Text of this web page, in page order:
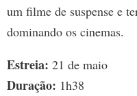
um filme de suspense e
dominando os cinemas.
Estreia: 21 de maio
Duração: 1h38